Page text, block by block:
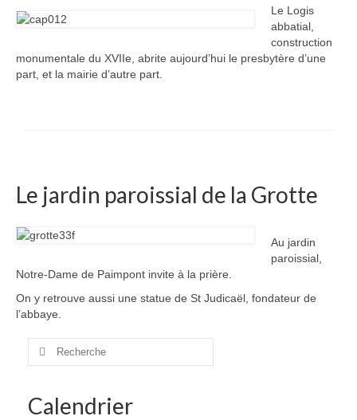
Le Logis
abbatial,
construction
monumentale du XVIIe, abrite aujourd’hui le presbytère d’une
part, et la mairie d’autre part.
Le jardin paroissial de la Grotte
Au jardin
paroissial,
Notre-Dame de Paimpont invite à la prière.
On y retrouve aussi une statue de St Judicaël, fondateur de
l’abbaye.
Rechercher
Calendrier